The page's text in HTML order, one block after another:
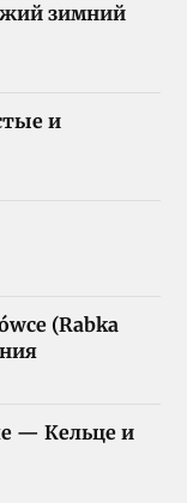
зимний
и
(Rabka
— Кельце и